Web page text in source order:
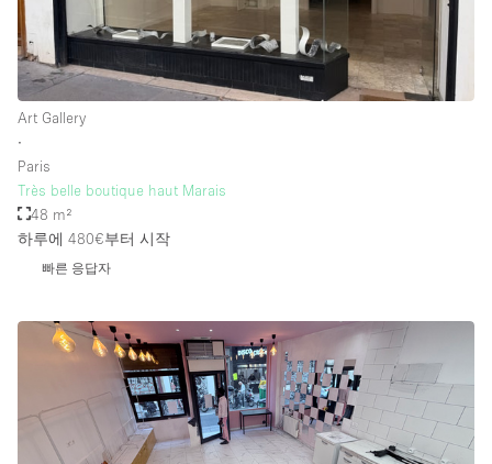
Art Gallery
∙
Paris
Très belle boutique haut Marais
48 m²
하루에 480€부터 시작
빠른 응답자